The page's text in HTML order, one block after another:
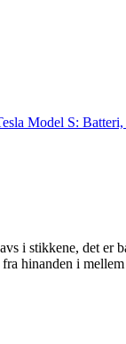
Model S:
i stikkene, det er
hinanden i mellem